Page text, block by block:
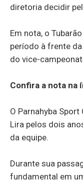
diretoria decidir
Em nota, o
período à frente
do vice-
Confira a nota na
O Parnahyba
Lira pelos dois
da equipe.
Durante sua
fundamental em